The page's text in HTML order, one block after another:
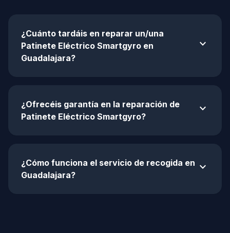
¿Cuánto tardáis en reparar un/una
Patinete Eléctrico Smartgyro en
Guadalajara?
expand_more
¿Ofrecéis garantía en la reparación de
Patinete Eléctrico Smartgyro?
expand_more
¿Cómo funciona el servicio de recogida en
Guadalajara?
expand_more